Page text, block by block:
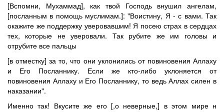
[Вспомни, Мухаммад], как твой Господь внушил ангелам,
[посланным в помощь муслимам.]: "Воистину, Я - с вами. Так
окажите же поддержку уверовавшим! Я посею страх в сердцах
тех, которые не уверовали. Так рубите же им головы и
отрубите все пальцы
[в отместку] за то, что они уклонились от повиновения Аллаху
и Его Посланнику. Если же кто-либо уклоняется от
повиновения Аллаху и Его Посланнику, то ведь Аллах силен в
наказании".
Именно так! Вкусите же его [,о неверные,] в этом мире н